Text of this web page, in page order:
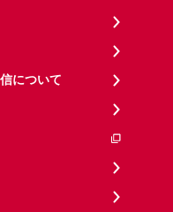
について